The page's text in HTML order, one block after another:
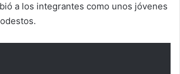
a los integrantes como unos jóvenes